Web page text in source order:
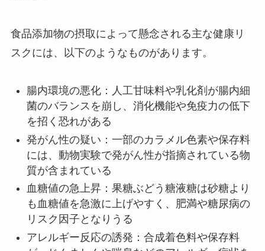
食品添加物の摂取によって懸念される主な健康リ
スクには、以下のようなものがあります。
腸内環境の悪化：人工甘味料や乳化剤が腸内細
菌のバランスを崩し、消化機能や免疫力の低下
を招く恐れがある
発がん性の疑い：一部のカラメル色素や保存料
には、動物実験で発がん性が指摘されている物
質が含まれている
血糖値の急上昇：果糖ぶどう糖液糖は砂糖より
も血糖値を急激に上げやすく、肥満や糖尿病の
リスク因子となりうる
アレルギー反応の誘発：合成着色料や保存料